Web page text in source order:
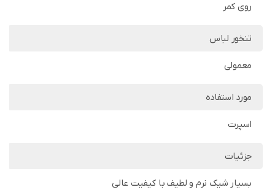
روی کمر
تنخور لباس
معمولی
مورد استفاده
اسپرت
جزئیات
بسیار شیک نرم و لطیف با کیفیت عالی